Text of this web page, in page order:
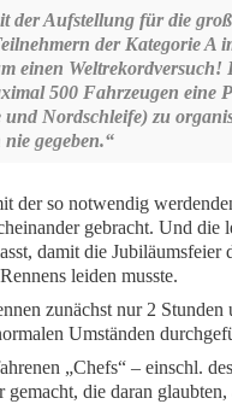
Aufstellung für die
der Kategorie A
einen
500 Fahrzeugen eine
Nordschleife) zu
gegeben.“
der so notwendig
gebracht. Und
damit die
leiden musste.
zunächst nur 2
Umständen
„Chefs“ – einschl.
die daran